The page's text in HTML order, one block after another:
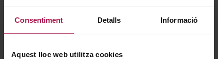
Consentiment Detalls Informació
Aquest lloc web utilitza cookies
Special Price
7,53 €
Regular Price
10,75 €